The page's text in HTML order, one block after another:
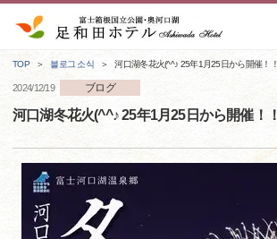
TOP 블로그 소식 河口湖冬花火(^^♪ 25年1月25日から開催！！
2024/12/19 ブログ
河口湖冬花火(^^♪ 25年1月25日から開催！！